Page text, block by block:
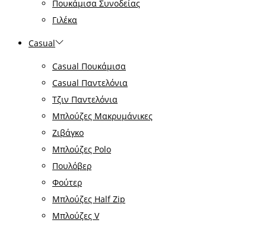
Πουκάμισα Συνοδείας
Γιλέκα
Casual
Casual Πουκάμισα
Casual Παντελόνια
Τζιν Παντελόνια
Μπλούζες Μακρυμάνικες
Ζιβάγκο
Μπλούζες Polo
Πουλόβερ
Φούτερ
Μπλούζες Half Zip
Μπλούζες V